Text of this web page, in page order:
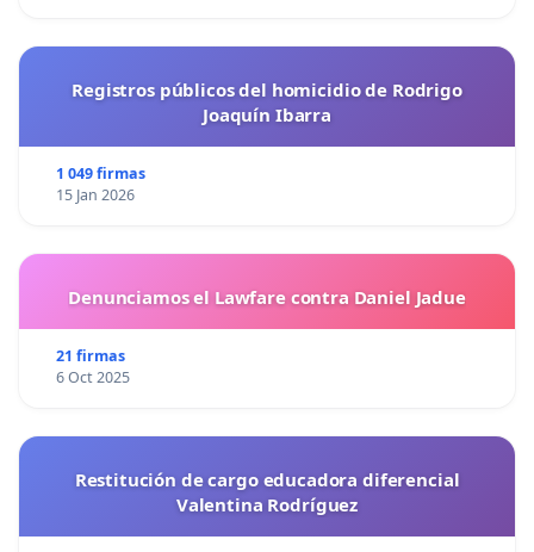
Registros públicos del homicidio de Rodrigo
Joaquín Ibarra
1 049 firmas
15 Jan 2026
Denunciamos el Lawfare contra Daniel Jadue
21 firmas
6 Oct 2025
Restitución de cargo educadora diferencial
Valentina Rodríguez